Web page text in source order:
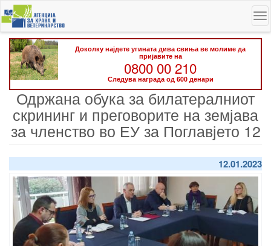
Skip
to
main
content
Доколку најдете угината дива свиња ве молиме да
пријавите на
0800 00 210
Следува награда од 600 денари
Одржана обука за билатералниот
скрининг и преговорите на земјава
за членство во ЕУ за Поглавјето 12
12.01.2023